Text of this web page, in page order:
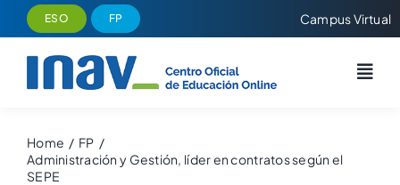
Saltar
al
contenido
ESO FP Campus Virtual
Home
FP
Administración y Gestión, líder en contratos según el
SEPE